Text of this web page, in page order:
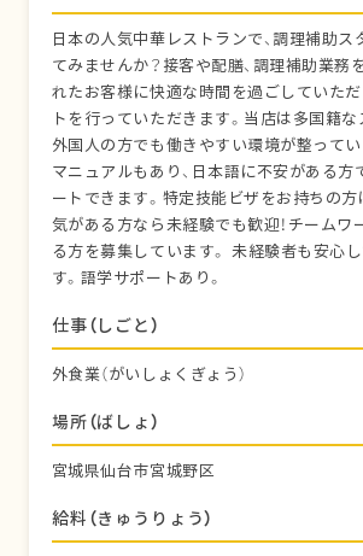
日本の人気中華レストランで、調理補助ス
てみませんか？接客や配膳、調理補助業務
れたお客様に快適な時間を過ごしていた
トを行っていただきます。当店は多国籍な
外国人の方でも働きやすい環境が整って
マニュアルもあり、日本語に不安がある方
ートできます。特定技能ビザをお持ちの方
気がある方なら未経験でも歓迎！チームワ
る方を募集しています。 未経験者も安心
す。語学サポートあり。
仕事（しごと）
外食業（がいしょくぎょう）
場所（ばしょ）
宮城県仙台市宮城野区
給料（きゅうりょう）